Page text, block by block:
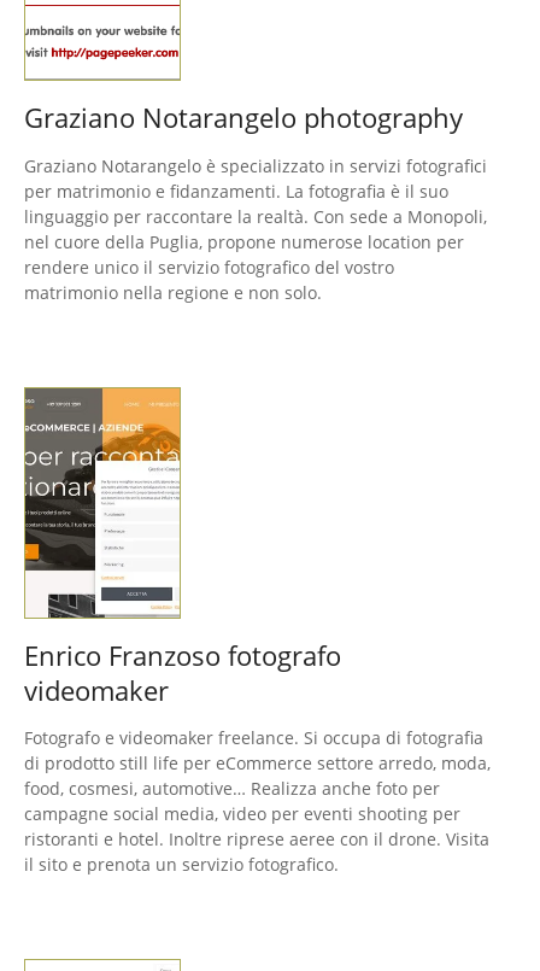
Graziano Notarangelo photography
Graziano Notarangelo è specializzato in servizi fotografici
per matrimonio e fidanzamenti. La fotografia è il suo
linguaggio per raccontare la realtà. Con sede a Monopoli,
nel cuore della Puglia, propone numerose location per
rendere unico il servizio fotografico del vostro
matrimonio nella regione e non solo.
Enrico Franzoso fotografo
videomaker
Fotografo e videomaker freelance. Si occupa di fotografia
di prodotto still life per eCommerce settore arredo, moda,
food, cosmesi, automotive… Realizza anche foto per
campagne social media, video per eventi shooting per
ristoranti e hotel. Inoltre riprese aeree con il drone. Visita
il sito e prenota un servizio fotografico.